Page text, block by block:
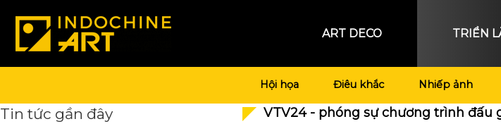
ART DECO TRIỂN
Hội họa Điêu khắc Nhiếp ảnh
Tin tức gần đây VTV24 - phóng sự chương trình đấu